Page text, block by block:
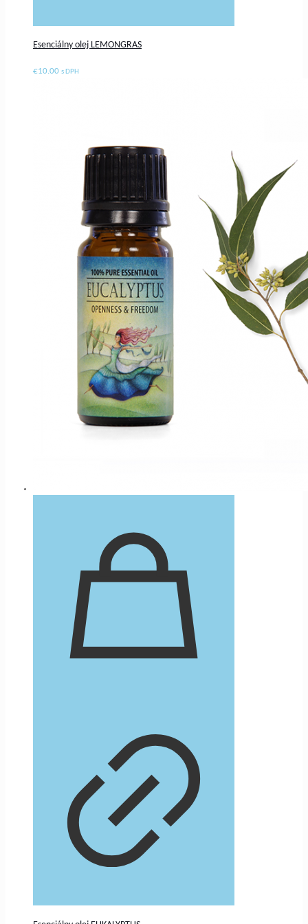
Esenciálny olej LEMONGRAS
€10.00 s DPH